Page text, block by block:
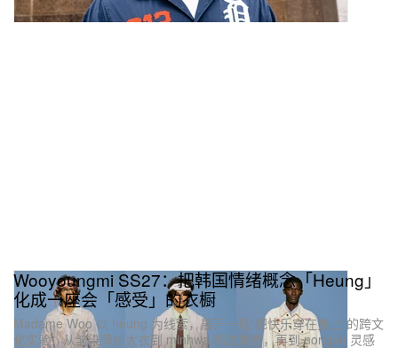
Wooyoungmi SS27：把韩国情绪概念「Heung」
化成一座会「感受」的衣橱
Madame Woo 以 heung 为线索，展开一场“把快乐穿在身上”的跨文
化实验：从皱染薄纱大衣到 minhwa 鹤纹刺绣，再到 norigae 灵感